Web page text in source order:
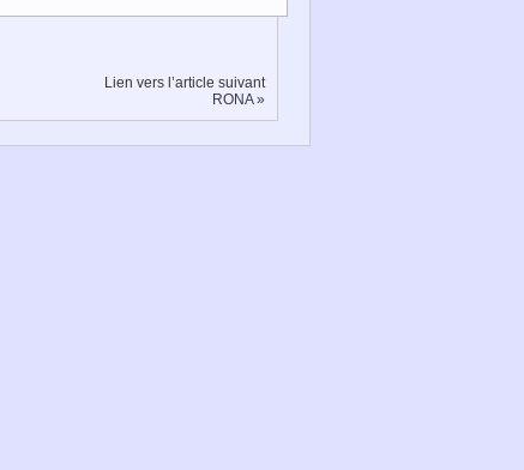
Lien vers l’article suivant
RONA»